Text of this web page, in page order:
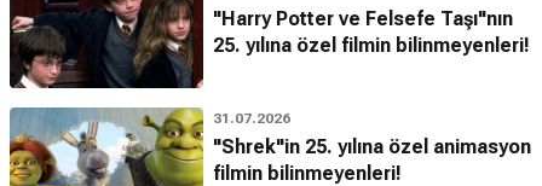
"Harry Potter ve Felsefe Taşı"nın
25. yılına özel filmin bilinmeyenleri!
31.07.2026
"Shrek"in 25. yılına özel animasyon
filmin bilinmeyenleri!